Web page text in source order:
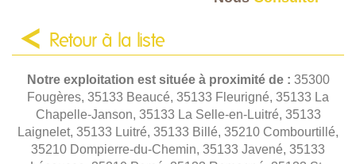
Retour à la liste
Notre exploitation est située à proximité de : 35300
Fougères, 35133 Beaucé, 35133 Fleurigné, 35133 La
Chapelle-Janson, 35133 La Selle-en-Luitré, 35133
Laignelet, 35133 Luitré, 35133 Billé, 35210 Combourtillé,
35210 Dompierre-du-Chemin, 35133 Javené, 35133